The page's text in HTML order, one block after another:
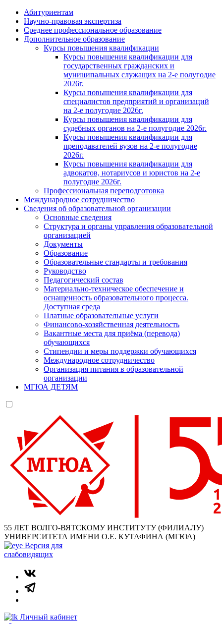
Абитуриентам
Научно-правовая экспертиза
Cреднее профессиональное образование
Дополнительное образование
Курсы повышения квалификации
Курсы повышения квалификации для
государственных гражданских и
муниципальных служащих на 2-е полугодие
2026г.
Курсы повышения квалификации для
специалистов предприятий и организаций
на 2-е полугодие 2026г.
Курсы повышения квалификации для
судебных органов на 2-е полугодие 2026г.
Курсы повышения квалификации для
преподавателей вузов на 2-е полугодие
2026г.
Курсы повышения квалификации для
адвокатов, нотариусов и юристов на 2-е
полугодие 2026г.
Профессиональная переподготовка
Международное сотрудничество
Сведения об образовательной организации
Основные сведения
Структура и органы управления образовательной
организацией
Документы
Образование
Образовательные стандарты и требования
Руководство
Педагогический состав
Материально-техническое обеспечение и
оснащенность образовательного процесса.
Доступная среда
Платные образовательные услуги
Финансово-хозяйственная деятельность
Вакантные места для приёма (перевода)
обучающихся
Стипендии и меры поддержки обучающихся
Международное сотрудничество
Организация питания в образовательной
организации
МГЮА ДЕТЯМ
55 ЛЕТ ВОЛГО-ВЯТСКОМУ ИНСТИТУТУ (ФИЛИАЛУ)
УНИВЕРСИТЕТА ИМЕНИ О.Е. КУТАФИНА (МГЮА)
Версия для
слабовидящих
Личный кабинет